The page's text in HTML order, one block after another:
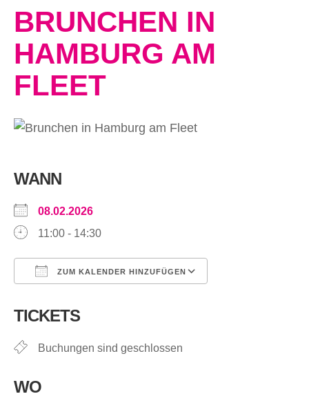
BRUNCHEN IN
HAMBURG AM
FLEET
WANN
08.02.2026
11:00 - 14:30
ZUM KALENDER HINZUFÜGEN
TICKETS
Buchungen sind geschlossen
WO